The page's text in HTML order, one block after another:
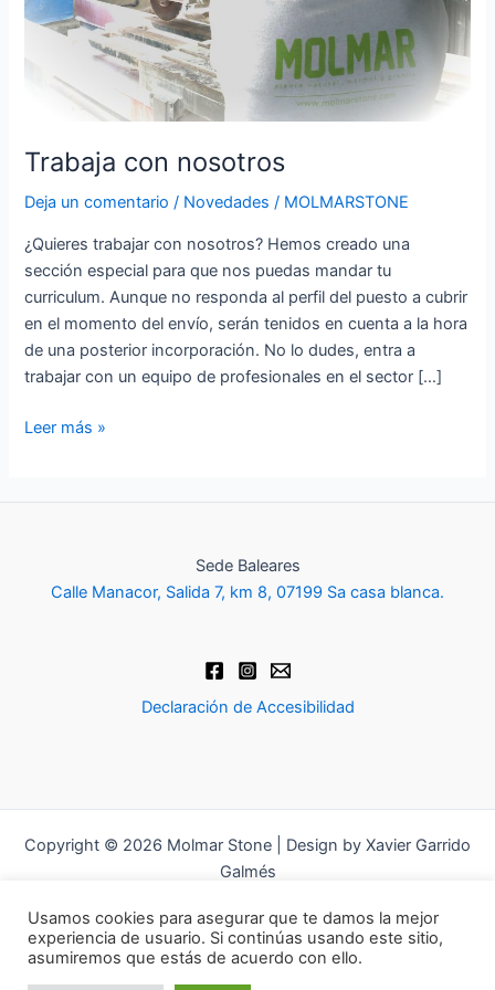
Trabaja con nosotros
Deja un comentario / Novedades / MOLMARSTONE
¿Quieres trabajar con nosotros? Hemos creado una
sección especial para que nos puedas mandar tu
curriculum. Aunque no responda al perfil del puesto a cubrir
en el momento del envío, serán tenidos en cuenta a la hora
de una posterior incorporación. No lo dudes, entra a
trabajar con un equipo de profesionales en el sector […]
Leer más »
Sede Baleares
Calle Manacor, Salida 7, km 8, 07199 Sa casa blanca.
Declaración de Accesibilidad
Copyright © 2026 Molmar Stone | Design by Xavier Garrido
Galmés
Usamos cookies para asegurar que te damos la mejor
experiencia de usuario. Si continúas usando este sitio,
asumiremos que estás de acuerdo con ello.